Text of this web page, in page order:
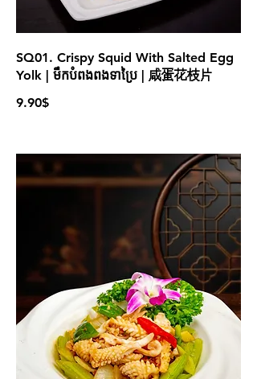
SQ01. Crispy Squid With Salted Egg
Yolk | មឹកបំពងពងទាប្រៃ | 咸蛋花枝片
9.90$